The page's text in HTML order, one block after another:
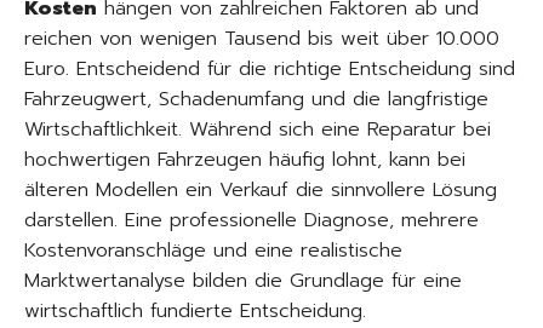
Kosten hängen von zahlreichen Faktoren ab und
reichen von wenigen Tausend bis weit über 10.000
Euro. Entscheidend für die richtige Entscheidung sind
Fahrzeugwert, Schadenumfang und die langfristige
Wirtschaftlichkeit. Während sich eine Reparatur bei
hochwertigen Fahrzeugen häufig lohnt, kann bei
älteren Modellen ein Verkauf die sinnvollere Lösung
darstellen. Eine professionelle Diagnose, mehrere
Kostenvoranschläge und eine realistische
Marktwertanalyse bilden die Grundlage für eine
wirtschaftlich fundierte Entscheidung.